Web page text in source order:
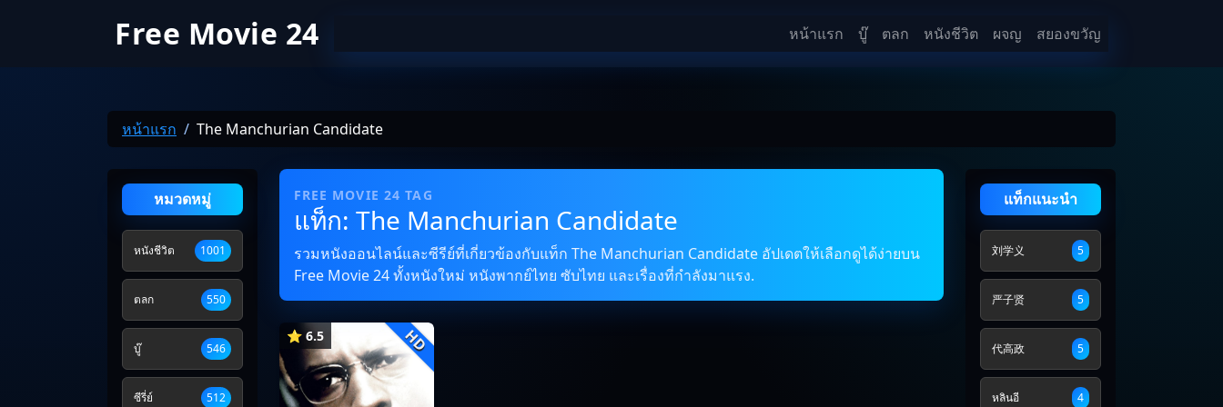
Free Movie 24 หน้าแรก บู๊ ตลก หนังชีวิต ผจญ สยองขวัญ
หน้าแรก The Manchurian Candidate
หมวดหมู่
หนังชีวิต 1001
ตลก 550
บู๊ 546
ซีรี่ย์ 512
FREE MOVIE 24 TAG
แท็ก: The Manchurian Candidate
รวมหนังออนไลน์และซีรีย์ที่เกี่ยวข้องกับแท็ก The Manchurian Candidate อัปเดตให้เลือกดูได้ง่ายบน
Free Movie 24 ทั้งหนังใหม่ หนังพากย์ไทย ซับไทย และเรื่องที่กำลังมาแรง.
⭐ 6.5 HD
แท็กแนะนำ
刘学义 5
严子贤 5
代高政 5
หลินอี 4